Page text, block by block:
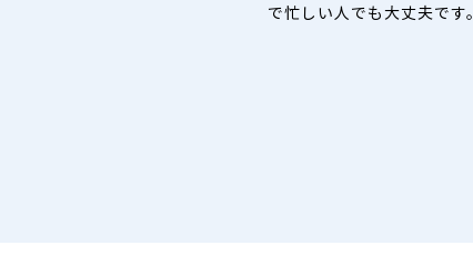
で忙しい人でも大丈夫です。